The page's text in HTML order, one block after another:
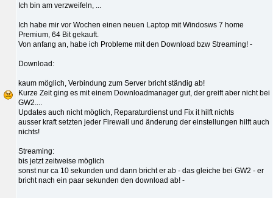
Ich bin am verzweifeln, ...
Ich habe mir vor Wochen einen neuen Laptop mit Windosws 7 home
Premium, 64 Bit gekauft.
Von anfang an, habe ich Probleme mit den Download bzw Streaming! -
Download:
kaum möglich, Verbindung zum Server bricht ständig ab!
Kurze Zeit ging es mit einem Downloadmanager gut, der greift aber nicht bei
GW2....
Updates auch nicht möglich, Reparaturdienst und Fix it hilft nichts
ausser kraft setzten jeder Firewall und änderung der einstellungen hilft auch
nichts!
Streaming:
bis jetzt zeitweise möglich
sonst nur ca 10 sekunden und dann bricht er ab - das gleiche bei GW2 - er
bricht nach ein paar sekunden den download ab! -